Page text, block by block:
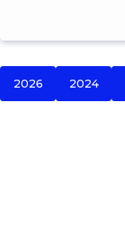
2026 2024